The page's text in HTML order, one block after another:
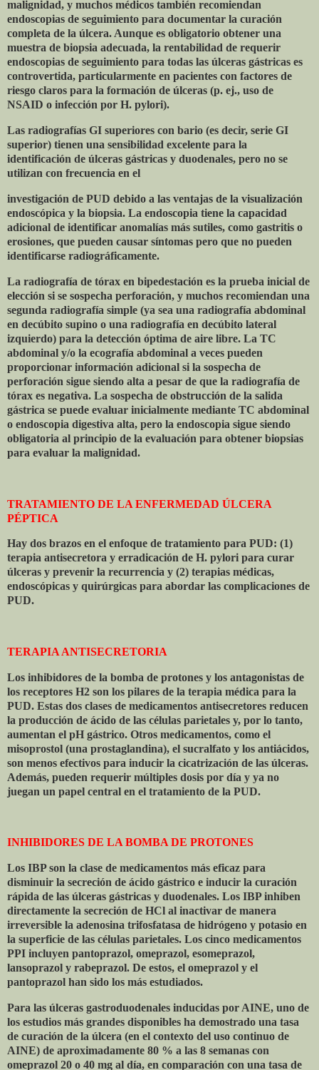
malignidad, y muchos médicos también recomiendan
endoscopias de seguimiento para documentar la curación
completa de la úlcera. Aunque es obligatorio obtener una
muestra de biopsia adecuada, la rentabilidad de requerir
endoscopias de seguimiento para todas las úlceras gástricas es
controvertida, particularmente en pacientes con factores de
riesgo claros para la formación de úlceras (p. ej., uso de
NSAID o infección por H. pylori).
Las radiografías GI superiores con bario (es decir, serie GI
superior) tienen una sensibilidad excelente para la
identificación de úlceras gástricas y duodenales, pero no se
utilizan con frecuencia en el
investigación de PUD debido a las ventajas de la visualización
endoscópica y la biopsia. La endoscopia tiene la capacidad
adicional de identificar anomalías más sutiles, como gastritis o
erosiones, que pueden causar síntomas pero que no pueden
identificarse radiográficamente.
La radiografía de tórax en bipedestación es la prueba inicial de
elección si se sospecha perforación, y muchos recomiendan una
segunda radiografía simple (ya sea una radiografía abdominal
en decúbito supino o una radiografía en decúbito lateral
izquierdo) para la detección óptima de aire libre. La TC
abdominal y/o la ecografía abdominal a veces pueden
proporcionar información adicional si la sospecha de
perforación sigue siendo alta a pesar de que la radiografía de
tórax es negativa. La sospecha de obstrucción de la salida
gástrica se puede evaluar inicialmente mediante TC abdominal
o endoscopia digestiva alta, pero la endoscopia sigue siendo
obligatoria al principio de la evaluación para obtener biopsias
para evaluar la malignidad.
TRATAMIENTO DE LA ENFERMEDAD ÚLCERA
PÉPTICA
Hay dos brazos en el enfoque de tratamiento para PUD: (1)
terapia antisecretora y erradicación de H. pylori para curar
úlceras y prevenir la recurrencia y (2) terapias médicas,
endoscópicas y quirúrgicas para abordar las complicaciones de
PUD.
TERAPIA ANTISECRETORIA
Los inhibidores de la bomba de protones y los antagonistas de
los receptores H2 son los pilares de la terapia médica para la
PUD. Estas dos clases de medicamentos antisecretores reducen
la producción de ácido de las células parietales y, por lo tanto,
aumentan el pH gástrico. Otros medicamentos, como el
misoprostol (una prostaglandina), el sucralfato y los antiácidos,
son menos efectivos para inducir la cicatrización de las úlceras.
Además, pueden requerir múltiples dosis por día y ya no
juegan un papel central en el tratamiento de la PUD.
INHIBIDORES DE LA BOMBA DE PROTONES
Los IBP son la clase de medicamentos más eficaz para
disminuir la secreción de ácido gástrico e inducir la curación
rápida de las úlceras gástricas y duodenales. Los IBP inhiben
directamente la secreción de HCl al inactivar de manera
irreversible la adenosina trifosfatasa de hidrógeno y potasio en
la superficie de las células parietales. Los cinco medicamentos
PPI incluyen pantoprazol, omeprazol, esomeprazol,
lansoprazol y rabeprazol. De estos, el omeprazol y el
pantoprazol han sido los más estudiados.
Para las úlceras gastroduodenales inducidas por AINE, uno de
los estudios más grandes disponibles ha demostrado una tasa
de curación de la úlcera (en el contexto del uso continuo de
AINE) de aproximadamente 80 % a las 8 semanas con
omeprazol 20 o 40 mg al día, en comparación con una tasa de